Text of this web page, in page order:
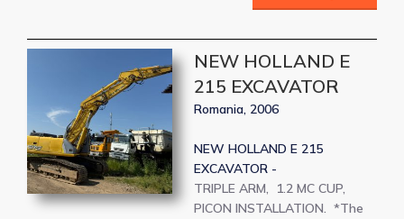
NEW HOLLAND E
215 EXCAVATOR
Romania, 2006
NEW HOLLAND E 215
EXCAVATOR -
TRIPLE ARM, 1.2 MC CUP,
PICON INSTALLATION. *The